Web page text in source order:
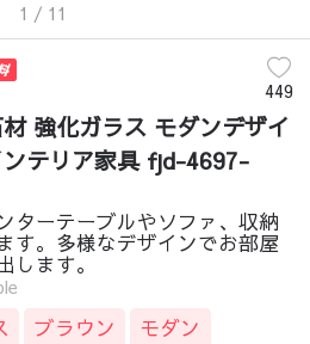
1 / 11
449
強化ガラス モダンデザイ
ンテリア家具 fjd-4697-
ターテーブルやソファ、収納
す。多様なデザインでお部屋
します。
ブラウン
モダン